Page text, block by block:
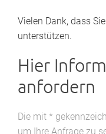
Vielen Dank, dass
unterstützen.
Hier
anfordern
Die mit *
um Ihre Anfrage zu